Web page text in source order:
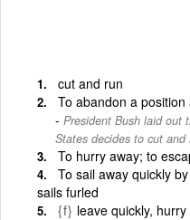
cut and run
To abandon a
President Bush laid out
States decides to cut and
To hurry away; to
To sail away quickly
sails furled
{f} leave quickly, hurry